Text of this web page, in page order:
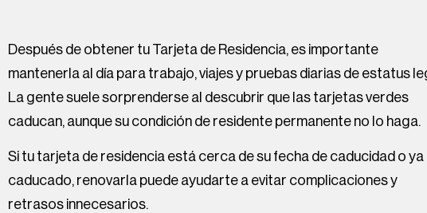
Después de obtener tu Tarjeta de Residencia, es importante
mantenerla al día para trabajo, viajes y pruebas diarias de estatus
La gente suele sorprenderse al descubrir que las tarjetas verdes
caducan, aunque su condición de residente permanente no lo haga.
Si tu tarjeta de residencia está cerca de su fecha de caducidad o ya
caducado, renovarla puede ayudarte a evitar complicaciones y
retrasos innecesarios.